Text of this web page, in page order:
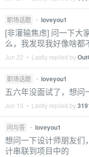
职场话题 • loveyou1
[非灌输焦虑] 问一下大
么，我发现我好像啥都
Jun 22 • Lastly replied by
职场话题 • loveyou1
五六年没面试了，想
Jun 13 • Lastly replied by
问与答 • loveyou1
想问一下设计师朋友们
计串联到项目中的